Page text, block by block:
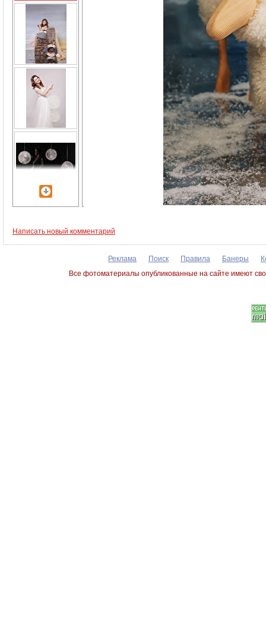
Написать новый комментарий
Реклама Поиск Правила Банеры
Все фотоматериалы опубликованные на сайте имеют